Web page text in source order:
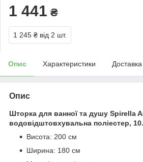
1 441 ₴
1 245 ₴ від 2 шт.
Опис Характеристики Доставка
Опис
Шторка для ванної та душу Spirella
водовідштовхувальна поліестер,
Висота: 200 см
Ширина: 180 см